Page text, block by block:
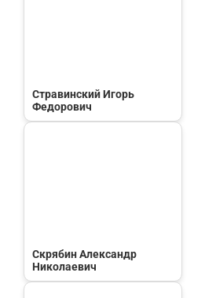
Стравинский Игорь
Федорович
Скрябин Александр
Николаевич